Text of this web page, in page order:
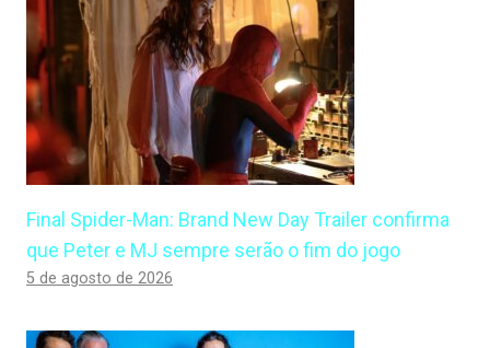
Final Spider-Man: Brand New Day Trailer confirma
que Peter e MJ sempre serão o fim do jogo
5 de agosto de 2026